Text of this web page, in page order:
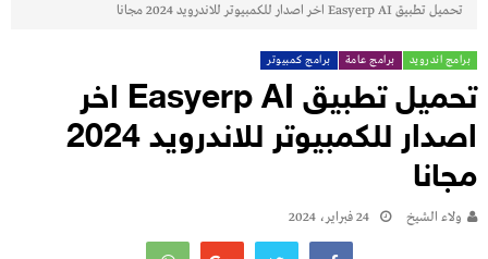
تحميل تطبيق Easyerp AI اخر اصدار للكمبيوتر للاندرويد 2024 مجانا
برامج اندرويد برامج عامة برامج كمبيوتر
تحميل تطبيق Easyerp AI اخر
اصدار للكمبيوتر للاندرويد 2024
مجانا
ولاء الشيخ 24 فبراير، 2024